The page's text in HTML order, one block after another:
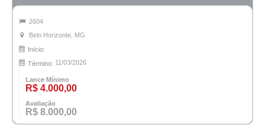
2604
Belo Horizonte, MG
Início:
Término: 11/03/2026
Lance Mínimo
R$ 4.000,00
Avaliação
R$ 8.000,00